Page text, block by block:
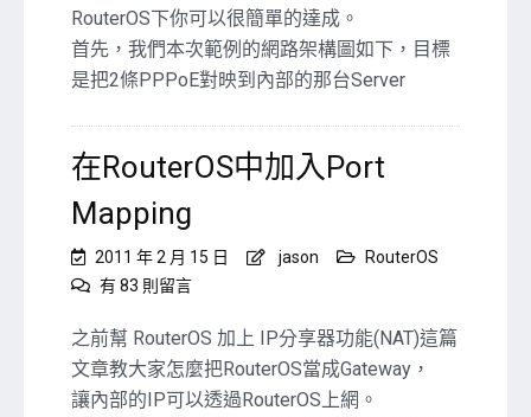
1
LAN，
多
個
映
單
內
部
中
RouterOS下你可以很簡單的達成。
首先，我們本次範例的網路架構圖如下，目標
是把2條PPPoE對映到內部的那台Server
在RouterOS中加入Port
Mapping
2011 年 2 月 15 日 jason
RouterOS
在
RouterOS
中
加
入
有 83 則留言
之前幫 RouterOS 加上 IP分享器功能(NAT)這篇
文章教大家怎麼把RouterOS當成Gateway，
讓內部的IP可以透過RouterOS上網。